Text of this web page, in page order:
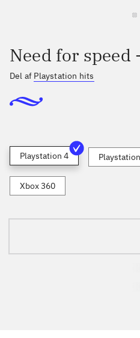
Need for speed
Del af Playstation hits
Playstation 4
Xbox 360